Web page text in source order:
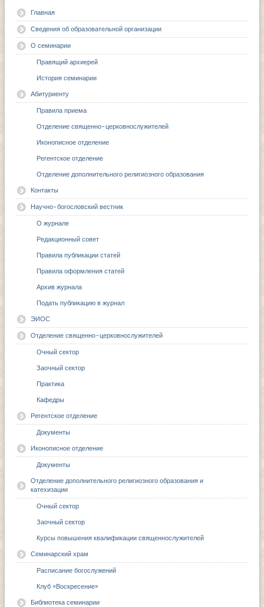
Главная
Сведения об образовательной организации
О семинарии
Правящий архиерей
История семинарии
Абитуриенту
Правила приема
Отделение священно-церковнослужителей
Иконописное отделение
Регентское отделение
Отделение дополнительного религиозного образования
Контакты
Научно-богословский вестник
О журнале
Редакционный совет
Правила публикации статей
Правила оформления статей
Архив журнала
Подать публикацию в журнал
ЭИОС
Отделение священно-церковнослужителей
Очный сектор
Заочный сектор
Практика
Кафедры
Регентское отделение
Документы
Иконописное отделение
Документы
Отделение дополнительного религиозного образования и
катехизации
Очный сектор
Заочный сектор
Курсы повышения квалификации священнослужителей
Семинарский храм
Расписание богослужений
Клуб «Воскресение»
Библиотека семинарии